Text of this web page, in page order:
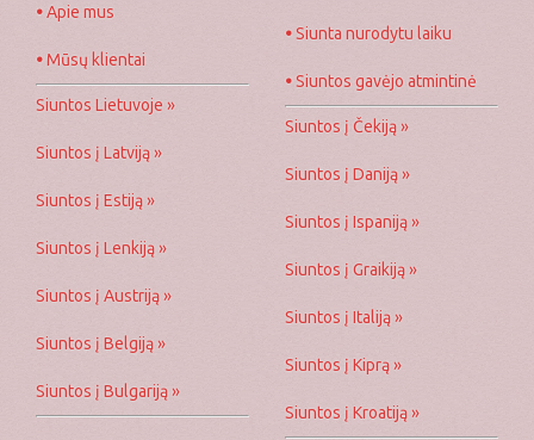
•Apie mus
•Mūsų klientai
Siuntos Lietuvoje »
Siuntos į Latviją »
Siuntos į Estiją »
Siuntos į Lenkiją »
Siuntos į Austriją »
Siuntos į Belgiją »
Siuntos į Bulgariją »
•Siunta nurodytu laiku
•Siuntos gavėjo atmintinė
Siuntos į Čekiją »
Siuntos į Daniją »
Siuntos į Ispaniją »
Siuntos į Graikiją »
Siuntos į Italiją »
Siuntos į Kiprą »
Siuntos į Kroatiją »